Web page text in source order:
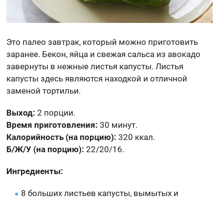
Это палео завтрак, который можно приготовить
заранее. Бекон, яйца и свежая сальса из авокадо
завернуты в нежные листья капусты. Листья
капусты здесь являются находкой и отличной
заменой тортильи.
Выход: 2 порции.
Время приготовления: 30 минут.
Калорийность (на порцию): 320 ккал.
Б/Ж/У (на порцию): 22/20/16.
Ингредиенты:
8 больших листьев капусты, вымытых и